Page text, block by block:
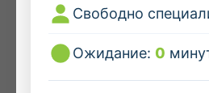
Свободно
Ожидание: 0